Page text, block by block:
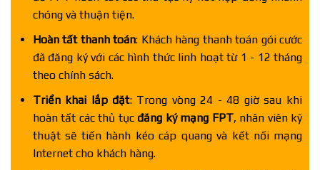
chóng và thuận tiện.
Hoàn tất thanh toán: Khách hàng thanh toán gói cước
đã đăng ký với các hình thức linh hoạt từ 1 - 12 tháng
theo chính sách.
Triển khai lắp đặt: Trong vòng 24 - 48 giờ sau khi
hoàn tất các thủ tục đăng ký mạng FPT, nhân viên kỹ
thuật sẽ tiến hành kéo cáp quang và kết nối mạng
Internet cho khách hàng.